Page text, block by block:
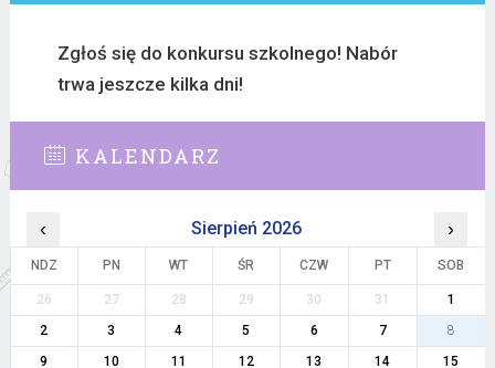
Zgłoś się do konkursu szkolnego! Nabór
trwa jeszcze kilka dni!
KALENDARZ
‹ Sierpień 2026 ›
NDZ PN WT ŚR CZW PT SOB
26 27 28 29 30 31
1
2
3 4 5 6 7
8
9
10 11 12 13 14
15